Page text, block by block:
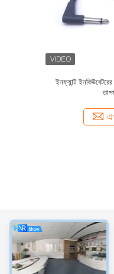
নবজাতক ICU শিশুদের
5.6mm NTC
ধরন